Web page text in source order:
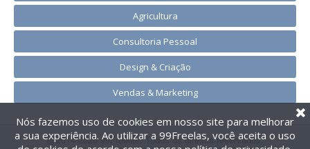
Agricultura
Consultoria Pessoal
Design & Criação
Vendas & Marketing
@2014-2026 99Freelas. Todos os direitos reservados.
Nós fazemos uso de cookies em nosso site para melhorar
a sua experiência. Ao utilizar a 99Freelas, você aceita o uso